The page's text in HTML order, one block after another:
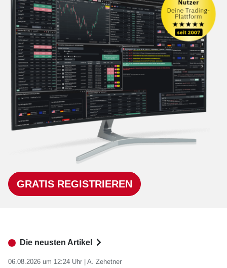
GRATIS REGISTRIEREN
Die neusten Artikel
06.08.2026 um 12:24 Uhr | A. Zehetner